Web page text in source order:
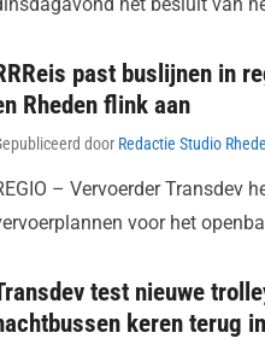
past buslijnen in
Rheden flink aan
door Redactie Studio
– Vervoerder Transdev
voor het
test nieuwe
keren terug